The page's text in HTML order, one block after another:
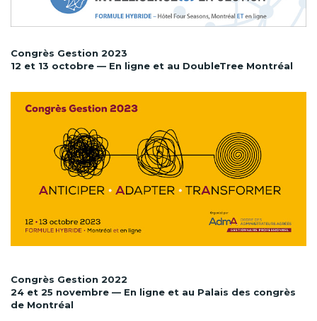
Congrès Gestion 2023
12 et 13 octobre — En ligne et au DoubleTree Montréal
Congrès Gestion 2022
24 et 25 novembre — En ligne et au Palais des congrès
de Montréal